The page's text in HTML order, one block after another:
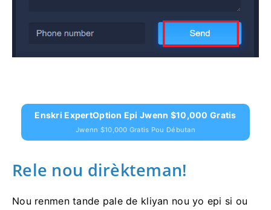
Enskri ExpertOption Epi Jwenn $10,000 Gratis
Jwenn $10,000 Gratis Pou Débutan
Rele nou dirèkteman!
Nou renmen tande pale de kliyan nou yo epi si ou